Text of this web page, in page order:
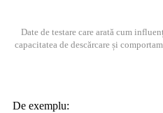
Date de testare care arată cum
capacitatea de descărcare și
De exemplu: